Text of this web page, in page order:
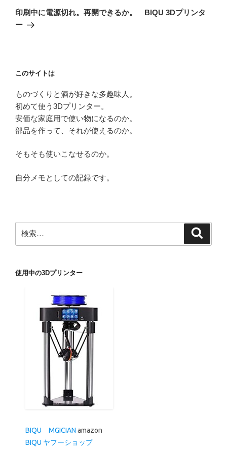
ゲ
ー
の
印刷中に電源切れ。再開できるか。 BIQU 3Dプリンタ
ー
このサイトは
ものづくりと酒が好きな多趣味人。
初めて使う3Dプリンター。
安価な家庭用で使い物になるのか。
部品を作って、それが使えるのか。
そもそも使いこなせるのか。
自分メモとしての記録です。
索:
使用中の3Dプリンター